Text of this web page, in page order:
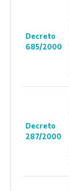
Decreto
685/2000
Decreto
287/2000